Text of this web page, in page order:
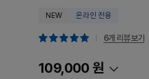
NEW 온라인 전용
6개 리뷰 보기
109,000 원